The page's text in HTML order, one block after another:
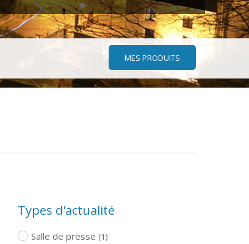
MES PRODUITS
Types d'actualité
Salle de presse (1)